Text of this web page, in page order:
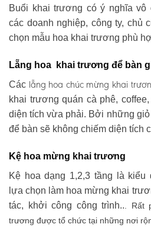
Buổi khai trương có ý nghĩa vô
các doanh nghiệp, công ty, chủ
chọn mẫu hoa khai trương phù
Lẵng hoa khai trương để bàn
Các lẵng hoa chúc mừng khai
khai trương quán cà phê,
diện tích vừa phải. Bởi những
để bàn sẽ không chiếm diện tích
Kệ hoa mừng khai trương
Kệ hoa dạng 1,2,3 tầng là
lựa chọn làm hoa mừng khai
tác, khởi công công trình.. . Rất
trương được tổ chức tại những nơi